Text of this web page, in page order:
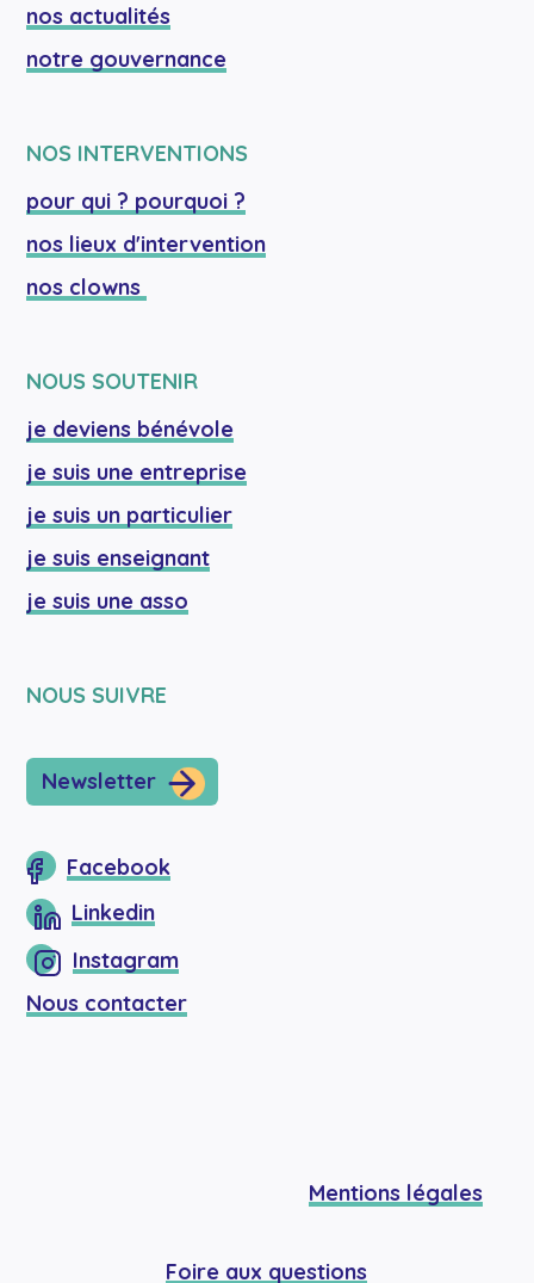
nos actualités
notre gouvernance
NOS INTERVENTIONS
pour qui ? pourquoi ?
nos lieux d'intervention
nos clowns
NOUS SOUTENIR
je deviens bénévole
je suis une entreprise
je suis un particulier
je suis enseignant
je suis une asso
NOUS SUIVRE
Newsletter
Facebook
Linkedin
Instagram
Nous contacter
Mentions légales
Foire aux questions